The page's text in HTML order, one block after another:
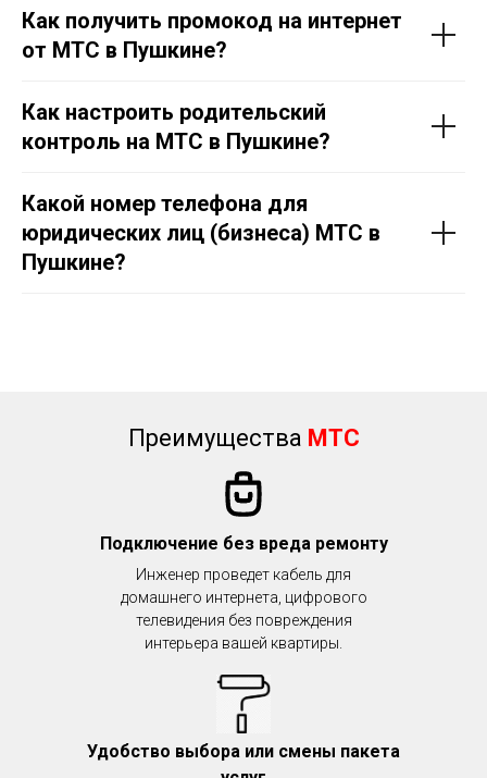
Как получить промокод на интернет
от МТС в Пушкине?
Как настроить родительский
контроль на МТС в Пушкине?
Какой номер телефона для
юридических лиц (бизнеса) МТС в
Пушкине?
Удобство выбора или смены пакета
Преимущества МТС
Подключение без вреда ремонту
Инженер проведет кабель для
домашнего интернета, цифрового
телевидения без повреждения
интерьера вашей квартиры.